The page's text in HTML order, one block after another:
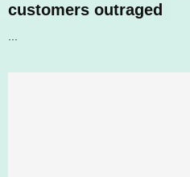
customers outraged
...